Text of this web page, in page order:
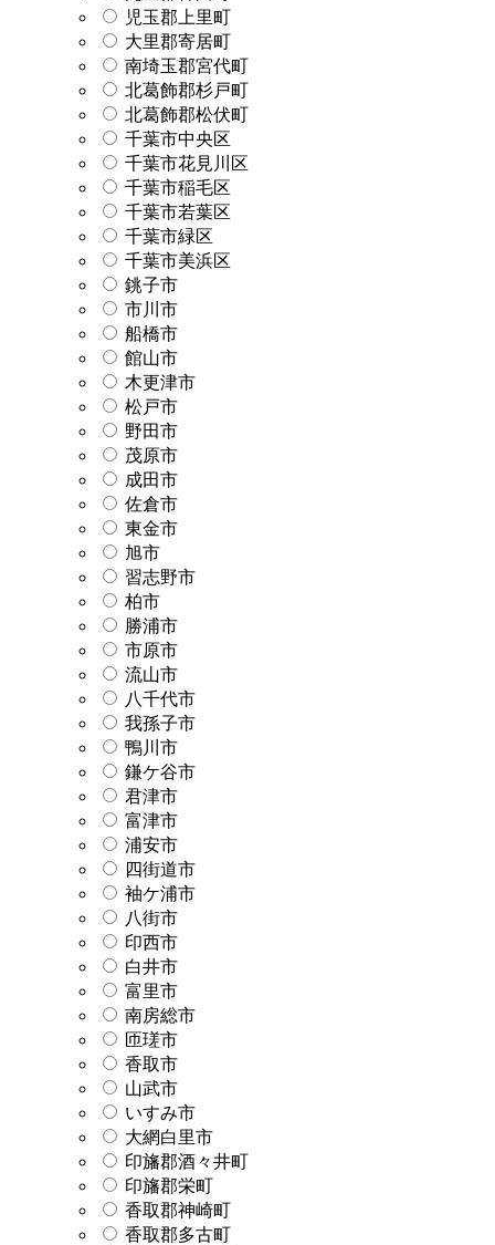
児玉郡上里町
大里郡寄居町
南埼玉郡宮代町
北葛飾郡杉戸町
北葛飾郡松伏町
千葉市中央区
千葉市花見川区
千葉市稲毛区
千葉市若葉区
千葉市緑区
千葉市美浜区
銚子市
市川市
船橋市
館山市
木更津市
松戸市
野田市
茂原市
成田市
佐倉市
東金市
旭市
習志野市
柏市
勝浦市
市原市
流山市
八千代市
我孫子市
鴨川市
鎌ケ谷市
君津市
富津市
浦安市
四街道市
袖ケ浦市
八街市
印西市
白井市
富里市
南房総市
匝瑳市
香取市
山武市
いすみ市
大網白里市
印旛郡酒々井町
印旛郡栄町
香取郡神崎町
香取郡多古町